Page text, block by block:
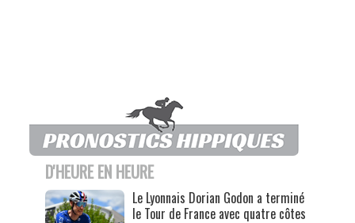
D'HEURE EN HEURE
Le Lyonnais Dorian Godon a terminé
le Tour de France avec quatre côtes